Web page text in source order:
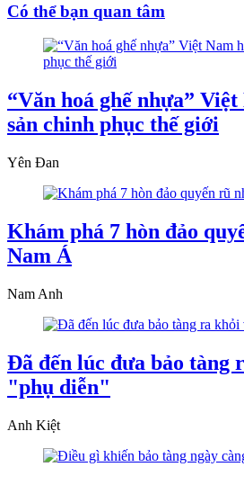
Có thể bạn quan tâm
“Văn hoá ghế nhựa” Việt
sản chinh phục thế giới
Yên Đan
Khám phá 7 hòn đảo
Nam Á
Nam Anh
Đã đến lúc đưa bảo tàng
"phụ diễn"
Anh Kiệt